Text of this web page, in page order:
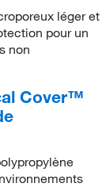
léger et
pour un
non
Cover™